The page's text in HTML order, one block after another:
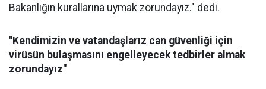
Bakanlığın kurallarına uymak zorundayız." dedi.
"Kendimizin ve vatandaşlarız can güvenliği için
virüsün bulaşmasını engelleyecek tedbirler almak
zorundayız"